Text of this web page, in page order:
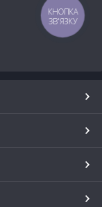
КНОПКА
ЗВ'ЯЗКУ